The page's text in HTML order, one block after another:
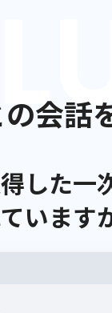
会話
した一
います